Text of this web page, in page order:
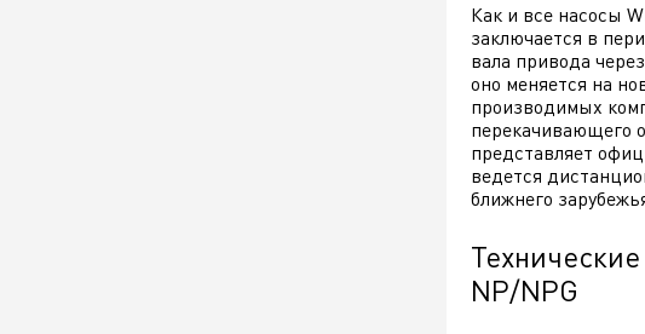
Как и все насосы
заключается в
вала привода
оно меняется на
производимых
перекачивающего
представляет
ведется
ближнего
NP/NPG